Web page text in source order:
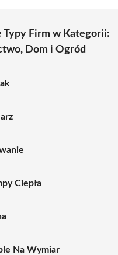
Typy Firm w Kategorii:
Dom i Ogród
Ciepła
Na Wymiar